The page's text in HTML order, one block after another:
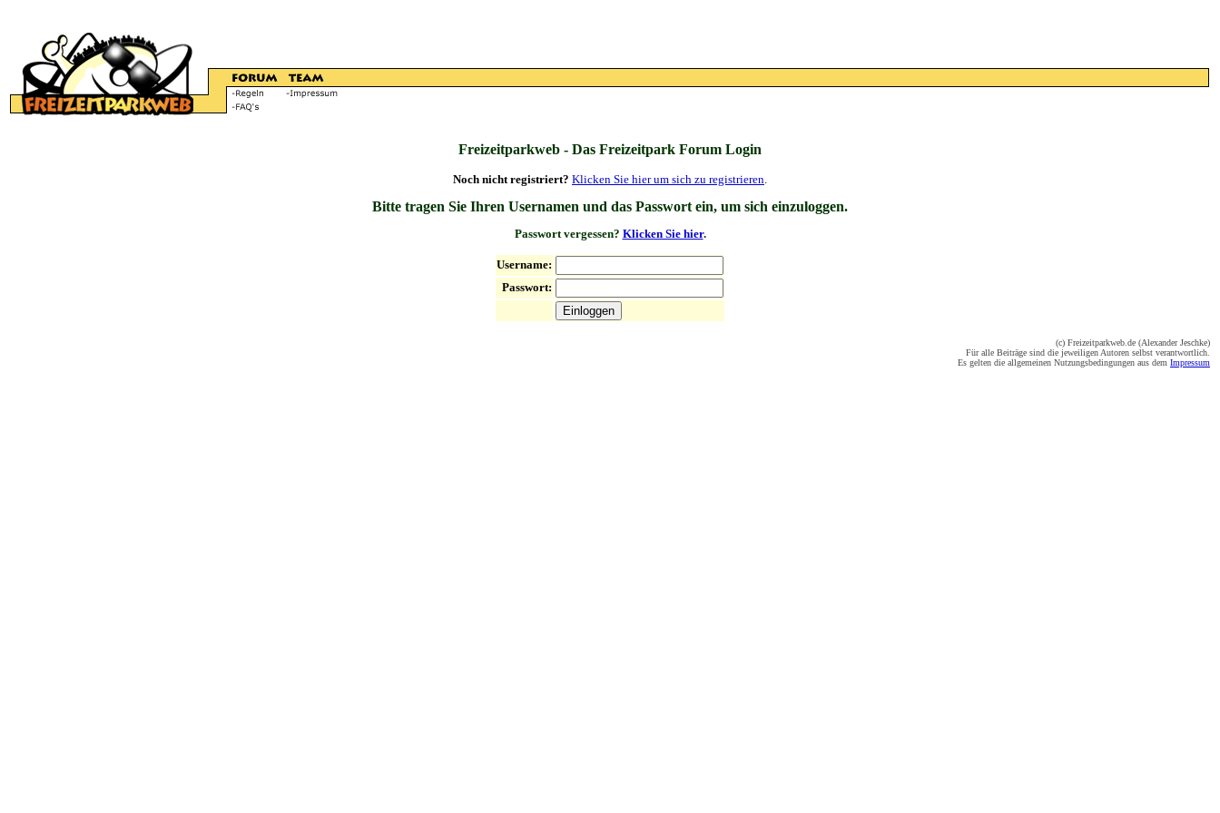
Freizeitparkweb - Das Freizeitpark Forum Login
Noch nicht registriert? Klicken Sie hier um sich zu registrieren.
Bitte tragen Sie Ihren Usernamen und das Passwort ein, um sich einzuloggen.
Passwort vergessen? Klicken Sie hier.
Username:
Passwort:
(c) Freizeitparkweb.de (Alexander Jeschke)
Für alle Beiträge sind die jeweiligen Autoren selbst verantwortlich.
Es gelten die allgemeinen Nutzungsbedingungen aus dem Impressum